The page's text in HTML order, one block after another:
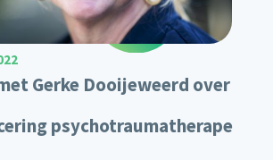
Gerke Dooijeweerd over
psychotraumatherape